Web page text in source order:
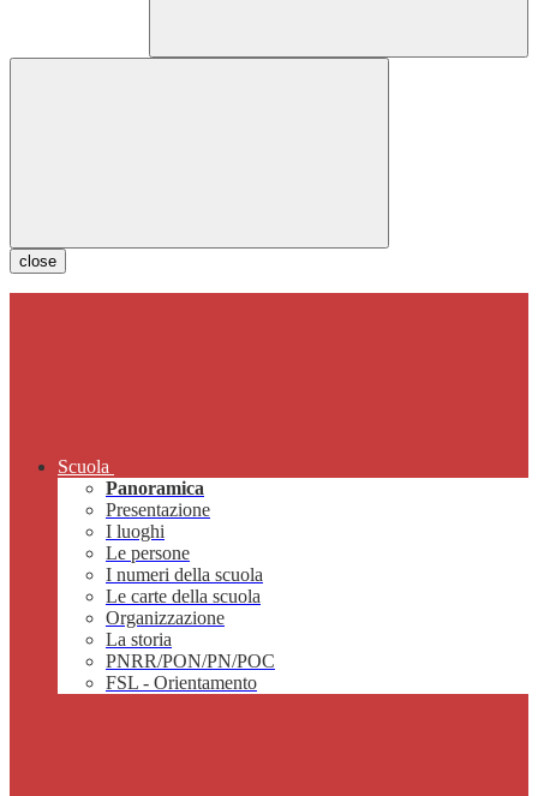
close
Scuola
Panoramica
Presentazione
I luoghi
Le persone
I numeri della scuola
Le carte della scuola
Organizzazione
La storia
PNRR/PON/PN/POC
FSL - Orientamento